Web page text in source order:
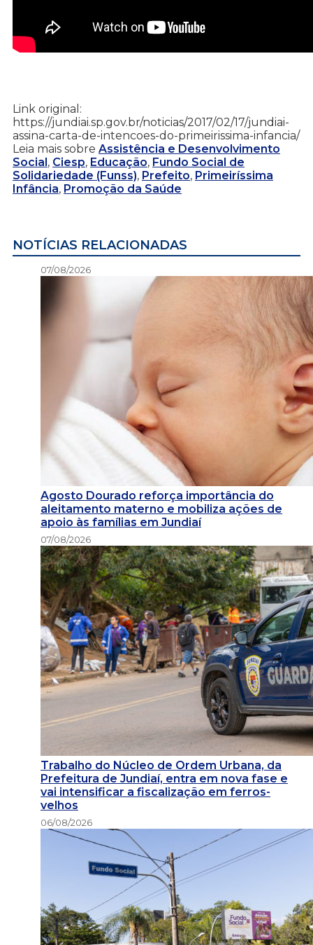
Link original:
https://jundiai.sp.gov.br/noticias/2017/02/17/jundiai-
assina-carta-de-intencoes-do-primeirissima-infancia/
Leia mais sobre Assistência e Desenvolvimento
Social, Ciesp, Educação, Fundo Social de
Solidariedade (Funss), Prefeito, Primeiríssima
Infância, Promoção da Saúde
NOTÍCIAS RELACIONADAS
07/08/2026
Agosto Dourado reforça importância do
aleitamento materno e mobiliza ações de
apoio às famílias em Jundiaí
07/08/2026
Trabalho do Núcleo de Ordem Urbana, da
Prefeitura de Jundiaí, entra em nova fase e
vai intensificar a fiscalização em ferros-
velhos
06/08/2026